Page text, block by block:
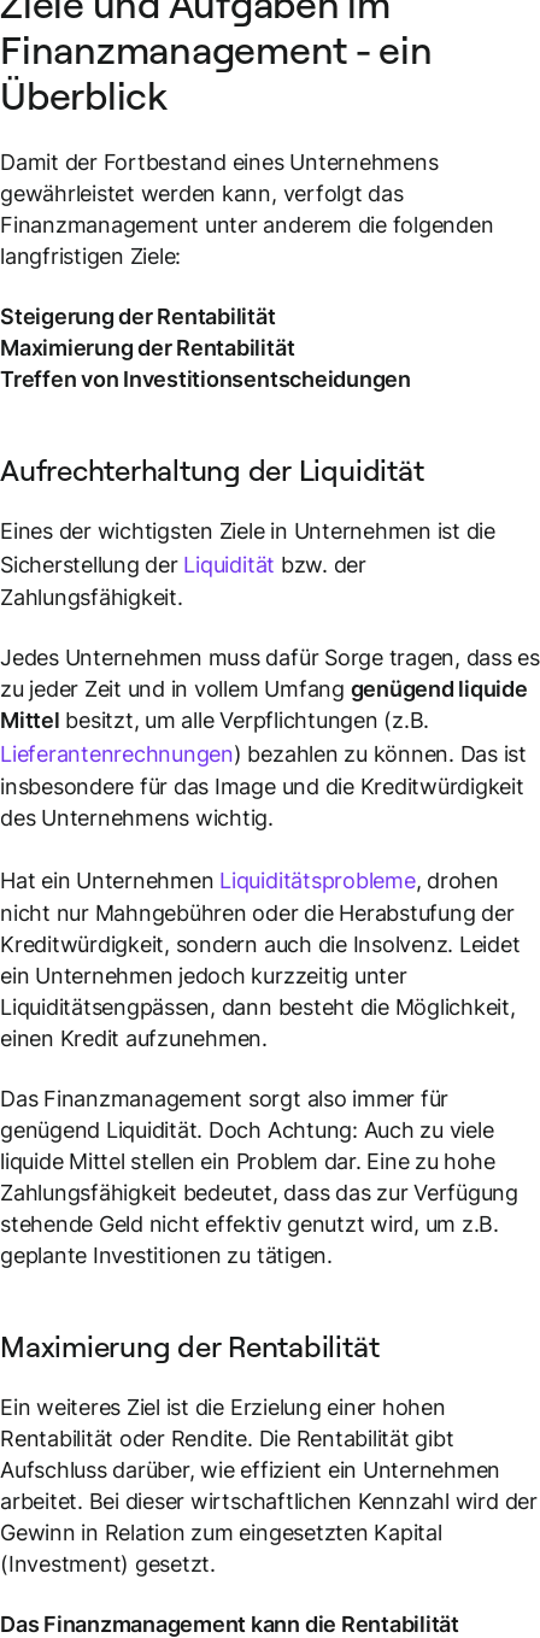
Finanzmanagement - ein
Überblick
Damit der Fortbestand eines Unternehmens
gewährleistet werden kann, verfolgt das
Finanzmanagement unter anderem die folgenden
langfristigen Ziele:
Steigerung der Rentabilität
Maximierung der Rentabilität
Treffen von Investitionsentscheidungen
Aufrechterhaltung der Liquidität
Eines der wichtigsten Ziele in Unternehmen ist die
Sicherstellung der Liquidität bzw. der
Zahlungsfähigkeit.
Jedes Unternehmen muss dafür Sorge tragen, dass es
zu jeder Zeit und in vollem Umfang genügend liquide
Mittel besitzt, um alle Verpflichtungen (z.B.
Lieferantenrechnungen) bezahlen zu können. Das ist
insbesondere für das Image und die Kreditwürdigkeit
des Unternehmens wichtig.
Hat ein Unternehmen Liquiditätsprobleme, drohen
nicht nur Mahngebühren oder die Herabstufung der
Kreditwürdigkeit, sondern auch die Insolvenz. Leidet
ein Unternehmen jedoch kurzzeitig unter
Liquiditätsengpässen, dann besteht die Möglichkeit,
einen Kredit aufzunehmen.
Das Finanzmanagement sorgt also immer für
genügend Liquidität. Doch Achtung: Auch zu viele
liquide Mittel stellen ein Problem dar. Eine zu hohe
Zahlungsfähigkeit bedeutet, dass das zur Verfügung
stehende Geld nicht effektiv genutzt wird, um z.B.
geplante Investitionen zu tätigen.
Maximierung der Rentabilität
Ein weiteres Ziel ist die Erzielung einer hohen
Rentabilität oder Rendite. Die Rentabilität gibt
Aufschluss darüber, wie effizient ein Unternehmen
arbeitet. Bei dieser wirtschaftlichen Kennzahl wird der
Gewinn in Relation zum eingesetzten Kapital
(Investment) gesetzt.
Das Finanzmanagement kann die Rentabilität